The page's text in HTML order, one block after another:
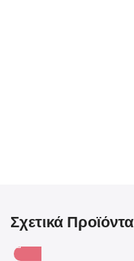
Σχετικά Προϊόντα